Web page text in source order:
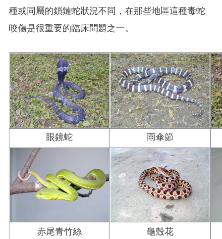
種或同屬的鎖鏈蛇狀況不同，在那些地區這種毒蛇
咬傷是很重要的臨床問題之一。
眼鏡蛇 雨傘節
赤尾青竹絲 龜殼花